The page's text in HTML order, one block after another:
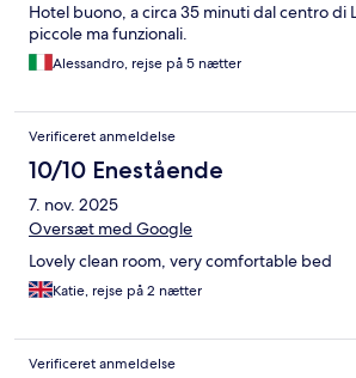
Hotel buono, a circa 35 minuti dal centro di
piccole ma funzionali.
Alessandro, rejse på 5 nætter
Verificeret anmeldelse
10/10 Enestående
7. nov. 2025
Oversæt med Google
Lovely clean room, very comfortable bed
Katie, rejse på 2 nætter
Verificeret anmeldelse